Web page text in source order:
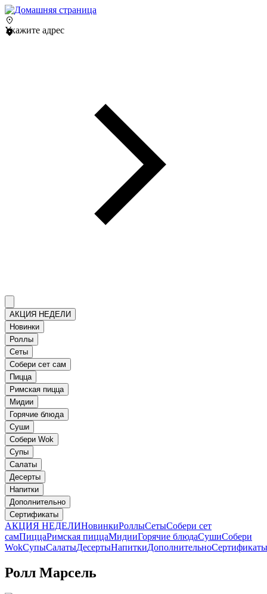
Укажите адрес
АКЦИЯ НЕДЕЛИ
Новинки
Роллы
Сеты
Собери сет сам
Пицца
Римская пицца
Мидии
Горячие блюда
Суши
Собери Wok
Супы
Салаты
Десерты
Напитки
Дополнительно
Сертификаты
АКЦИЯ НЕДЕЛИНовинкиРоллыСетыСобери сет
самПиццаРимская пиццаМидииГорячие блюдаСушиСобери
WokСупыСалатыДесертыНапиткиДополнительноСертификаты
Ролл Марсель